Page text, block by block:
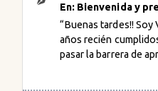
En: Bienvenida y
“Buenas tardes!! Soy
años recién
pasar la barrera de